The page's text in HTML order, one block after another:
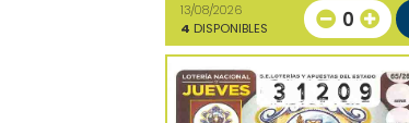
13/08/2026
4 DISPONIBLES 0